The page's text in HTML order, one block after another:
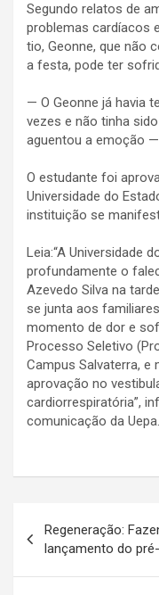
Segundo relatos de
problemas cardíacos
tio, Geonne, que não
a festa, pode ter
— O Geonne já havia
vezes e não tinha
aguentou a emoção
O estudante foi
Universidade do
instituição se
Leia:“A Universidade
profundamente o
Azevedo Silva na
se junta aos
momento de dor e
Processo Seletivo
Campus Salvaterra,
aprovação no
cardiorrespiratória”,
comunicação da Uepa.
de
Post
Regeneração:
lançamento do